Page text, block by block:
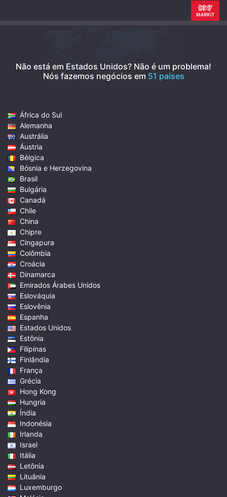
Não está em Estados Unidos? Não é um problema!
Nós fazemos negócios em 51 países
África do Sul
Alemanha
Austrália
Áustria
Bélgica
Bósnia e Herzegovina
Brasil
Bulgária
Canadá
Chile
China
Chipre
Cingapura
Colômbia
Croácia
Dinamarca
Emirados Árabes Unidos
Eslováquia
Eslovênia
Espanha
Estados Unidos
Estônia
Filipinas
Finlândia
França
Grécia
Hong Kong
Hungria
Índia
Indonésia
Irlanda
Israel
Itália
Letônia
Lituânia
Luxemburgo